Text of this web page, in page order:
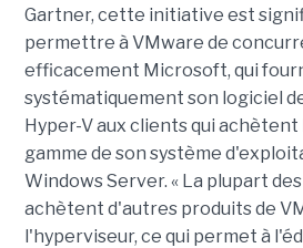
Gartner, cette initiative est
permettre à VMware de
efficacement Microsoft, qui
systématiquement son logiciel
Hyper-V aux clients qui
gamme de son système
Windows Server. « La plupart
achètent d'autres produits de
l'hyperviseur, ce qui permet à